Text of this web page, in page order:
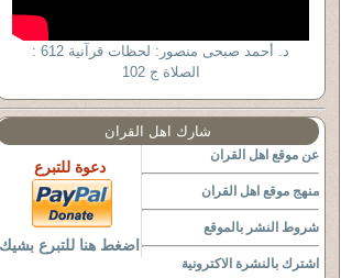
د. أحمد صبحى منصور: لحظات قرآنية 612 :
الصلاة ج 102
شارك اهل القران
عن موقع اهل القران
منهج موقع اهل القران
شروط النشر بالموقع
اشترك بالنشرة الاكترونية
دعوة للتبرع
اضغط هنا للتبرع بشيك